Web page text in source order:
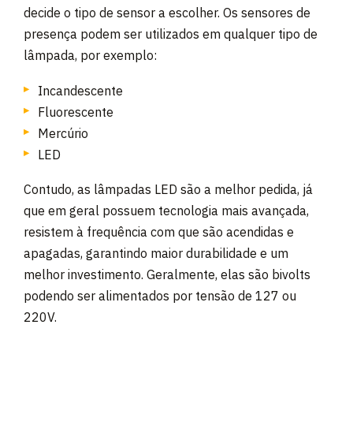
decide o tipo de sensor a escolher. Os sensores de
presença podem ser utilizados em qualquer tipo de
lâmpada, por exemplo:
Incandescente
Fluorescente
Mercúrio
LED
Contudo, as lâmpadas LED são a melhor pedida, já
que em geral possuem tecnologia mais avançada,
resistem à frequência com que são acendidas e
apagadas, garantindo maior durabilidade e um
melhor investimento. Geralmente, elas são bivolts
podendo ser alimentados por tensão de 127 ou
220V.